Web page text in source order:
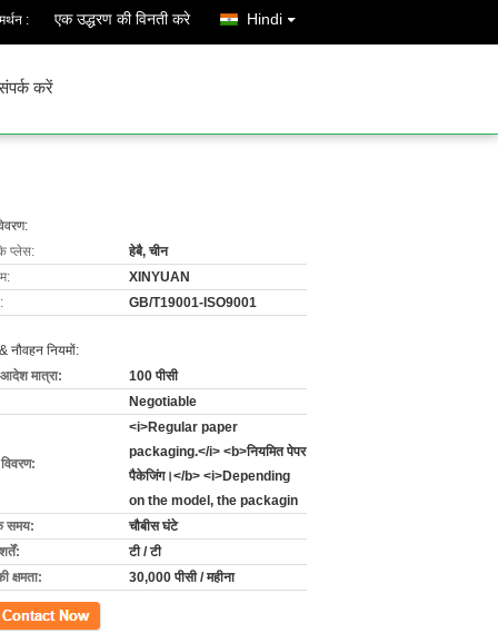
: एक उद्धरण की विनती करे Hindi
करें
के प्लेस:
हेबै, चीन
XINYUAN
GB/T19001-ISO9001
नौवहन नियमों:
मात्रा:
100 पीसी
Negotiable
<i>Regular paper
packaging.</i> <b>नियमित पेपर
पैकेजिंग।</b> <i>Depending
on the model, the packagin
समय:
चौबीस घंटे
टी / टी
क्षमता:
30,000 पीसी / महीना